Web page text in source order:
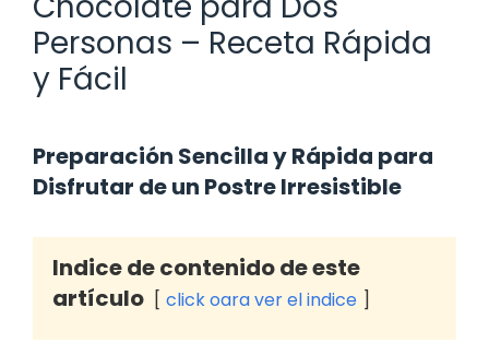
Personas – Receta Rápida
y Fácil
Preparación Sencilla y Rápida para
Disfrutar de un Postre Irresistible
Indice de contenido de este
artículo
click oara ver el indice